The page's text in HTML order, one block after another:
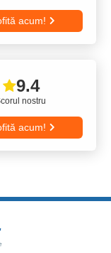
acum!
nostru
9.4
acum!